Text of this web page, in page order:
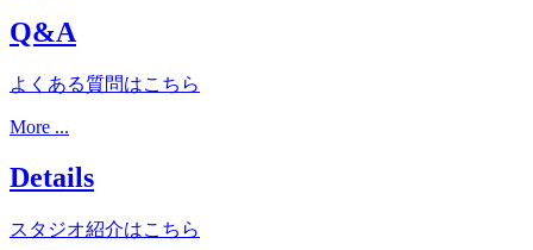
Q&A
よくある質問はこちら
More ...
Details
スタジオ紹介はこちら